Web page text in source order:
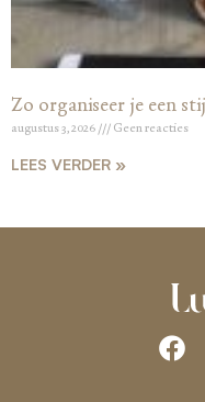
Zo organiseer je een
augustus 3, 2026 Geen reacties
LEES VERDER »